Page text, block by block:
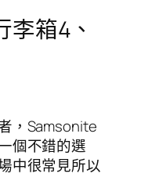
李箱4、
，Samsonite
個不錯的選
中很常見所以